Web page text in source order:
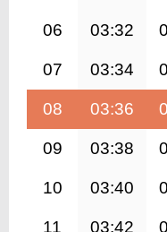
06 03:32
07 03:34
08 03:36
09 03:38
10 03:40
11 03:42